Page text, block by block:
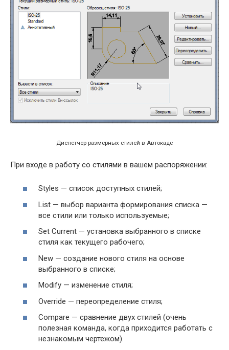
Диспетчер размерных стилей в Автокаде
При входе в работу со стилями в вашем распоряжении:
Styles — список доступных стилей;
List — выбор варианта формирования списка —
все стили или только используемые;
Set Current — установка выбранного в списке
стиля как текущего рабочего;
New — создание нового стиля на основе
выбранного в списке;
Modify — изменение стиля;
Override — переопределение стиля;
Compare — сравнение двух стилей (очень
полезная команда, когда приходится работать с
незнакомым чертежом).